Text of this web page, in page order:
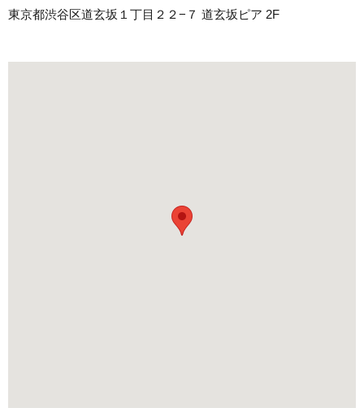
東京都渋谷区道玄坂１丁目２２−７ 道玄坂ピア 2F